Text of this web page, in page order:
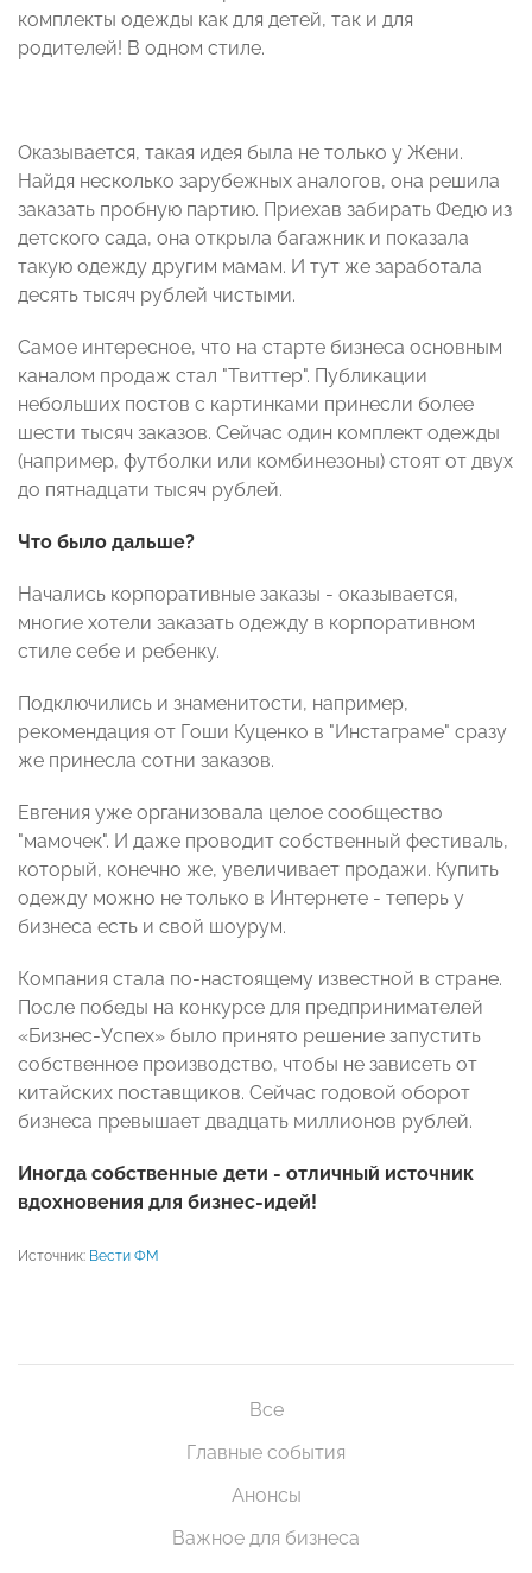
комплекты одежды как для детей, так и для
родителей! В одном стиле.
Оказывается, такая идея была не только у Жени.
Найдя несколько зарубежных аналогов, она решила
заказать пробную партию. Приехав забирать Федю из
детского сада, она открыла багажник и показала
такую одежду другим мамам. И тут же заработала
десять тысяч рублей чистыми.
Самое интересное, что на старте бизнеса основным
каналом продаж стал "Твиттер". Публикации
небольших постов с картинками принесли более
шести тысяч заказов. Сейчас один комплект одежды
(например, футболки или комбинезоны) стоят от двух
до пятнадцати тысяч рублей.
Что было дальше?
Начались корпоративные заказы - оказывается,
многие хотели заказать одежду в корпоративном
стиле себе и ребенку.
Подключились и знаменитости, например,
рекомендация от Гоши Куценко в "Инстаграме" сразу
же принесла сотни заказов.
Евгения уже организовала целое сообщество
"мамочек". И даже проводит собственный фестиваль,
который, конечно же, увеличивает продажи. Купить
одежду можно не только в Интернете - теперь у
бизнеса есть и свой шоурум.
Компания стала по-настоящему известной в стране.
После победы на конкурсе для предпринимателей
«Бизнес-Успех» было принято решение запустить
собственное производство, чтобы не зависеть от
китайских поставщиков. Сейчас годовой оборот
бизнеса превышает двадцать миллионов рублей.
Иногда собственные дети - отличный источник
вдохновения для бизнес-идей!
Источник: Вести ФМ
Все
Главные события
Анонсы
Важное для бизнеса